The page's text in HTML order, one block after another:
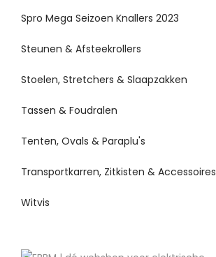
Spro Mega Seizoen Knallers 2023
Steunen & Afsteekrollers
Stoelen, Stretchers & Slaapzakken
Tassen & Foudralen
Tenten, Ovals & Paraplu's
Transportkarren, Zitkisten & Accessoires
Witvis